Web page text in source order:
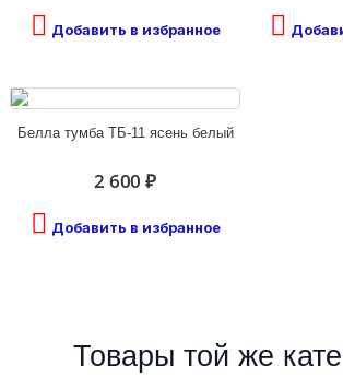
Добавить в избранное
Белла тумба ТБ-11 ясень белый
2 600 ₽
Добавить в избранное
Товары той же